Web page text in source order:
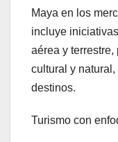
Maya en los
incluye
aérea y
cultural y
destinos.
Turismo con